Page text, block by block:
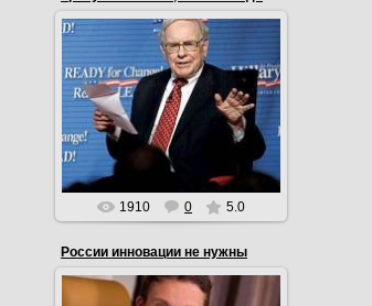
17.03.2012
Требуется 20 лет, чтобы
создать репутацию, и 5 минут,
чтобы ее разрушить. (Уоррен
Баффет)
EmiL
1910 0 5.0
России инновации не нужны